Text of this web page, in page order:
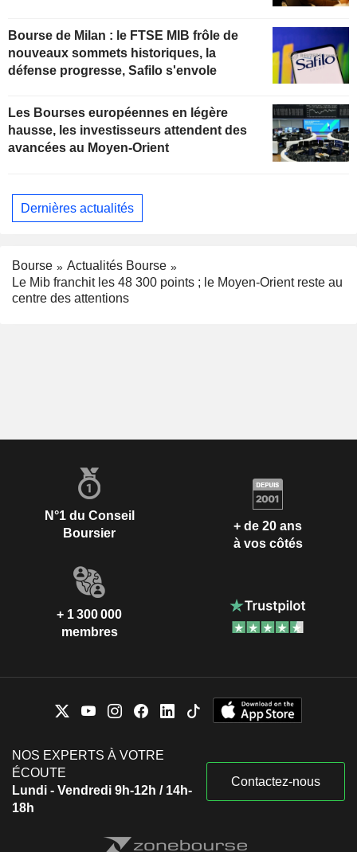
Bourse de Milan : le FTSE MIB frôle de
nouveaux sommets historiques, la
défense progresse, Safilo s'envole
Les Bourses européennes en légère
hausse, les investisseurs attendent des
avancées au Moyen-Orient
Dernières actualités
Bourse
Actualités Bourse
Le Mib franchit les 48 300 points ; le Moyen-Orient reste au
centre des attentions
N°1 du Conseil
Boursier
+ de 20 ans
à vos côtés
+ 1 300 000
membres
NOS EXPERTS À VOTRE
ÉCOUTE
Lundi - Vendredi 9h-12h / 14h-
18h
Contactez-nous